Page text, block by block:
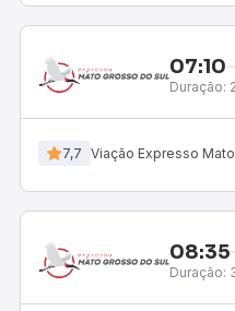
07:10
Duração:
7,7 Viação Expresso
08:35
Duração: